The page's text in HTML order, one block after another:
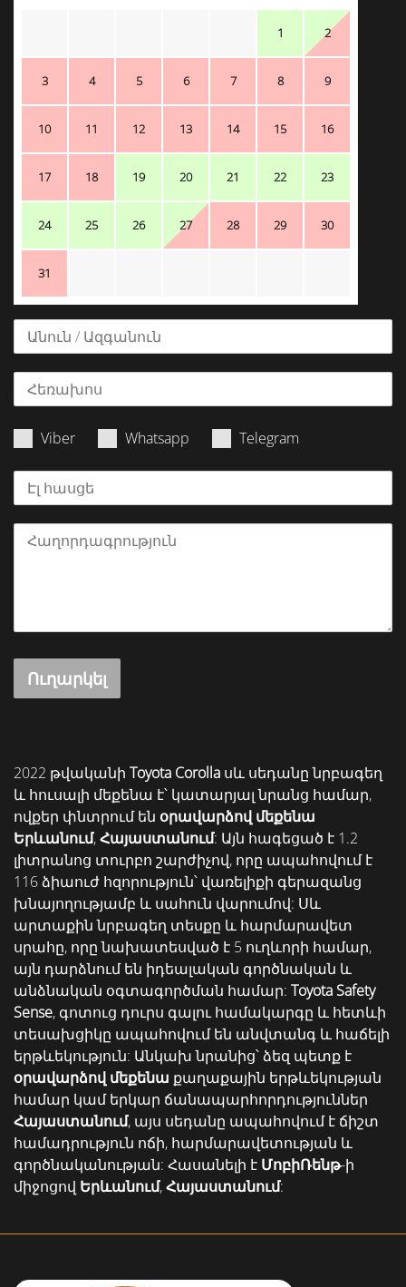
1 2
3 4 5 6 7 8 9
10 11 12 13 14 15 16
17 18 19 20 21 22 23
24 25 26 27 28 29 30
31
Viber Whatsapp Telegram
Ուղարկել
2022 թվականի Toyota Corolla սև սեդանը նրբագեղ
և հուսալի մեքենա է՝ կատարյալ նրանց համար,
ովքեր փնտրում են օրավարձով մեքենա
Երևանում,Հայաստանում: Այն հագեցած է 1.2
լիտրանոց տուրբո շարժիչով, որը ապահովում է
116 ձիաուժ հզորություն՝ վառելիքի գերազանց
խնայողությամբ և սահուն վարումով: Սև
արտաքին նրբագեղ տեսքը և հարմարավետ
սրահը, որը նախատեսված է 5 ուղևորի համար,
այն դարձնում են իդեալական գործնական և
անձնական օգտագործման համար: Toyota Safety
Sense, գոտուց դուրս գալու համակարգը և հետևի
տեսախցիկը ապահովում են անվտանգ և հաճելի
երթևեկություն: Անկախ նրանից՝ ձեզ պետք է
օրավարձով մեքենա քաղաքային երթևեկության
համար կամ երկար ճանապարհորդություններ
Հայաստանում, այս սեդանը ապահովում է ճիշտ
համադրություն ոճի, հարմարավետության և
գործնականության: Հասանելի է ՄոբիՌենթ-ի
միջոցով Երևանում,Հայաստանում: